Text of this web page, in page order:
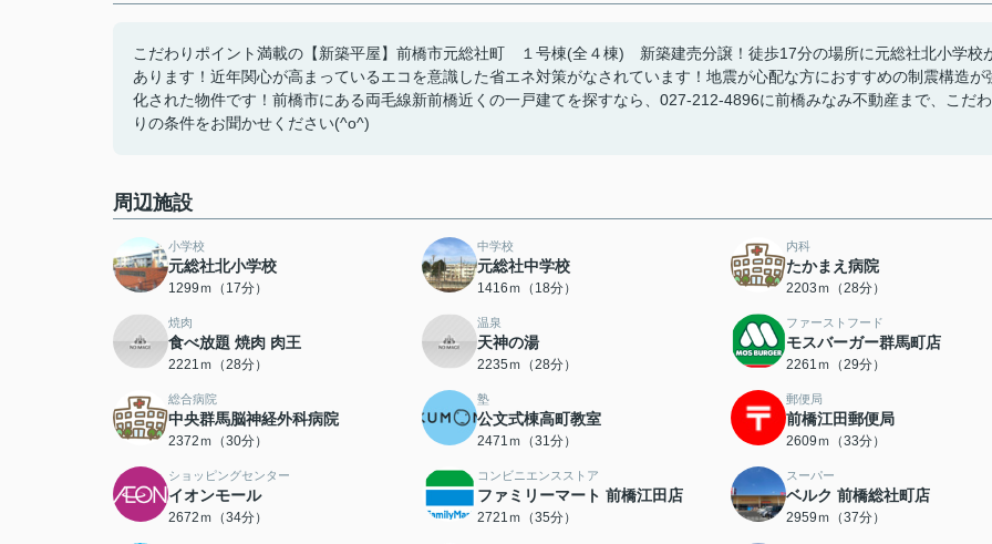
こだわりポイント満載の【新築平屋】前橋市元総社町 １号棟(全４棟) 新築建売分譲！徒歩17分の場所に元総社北小学校
あります！近年関心が高まっているエコを意識した省エネ対策がなされています！地震が心配な方におすすめの制震構造が
化された物件です！前橋市にある両毛線新前橋近くの一戸建てを探すなら、027-212-4896に前橋みなみ不動産まで、こだわ
りの条件をお聞かせください(^o^)
周辺施設
小学校
元総社北小学校
1299ｍ（17分）
中学校
元総社中学校
1416ｍ（18分）
内科
たかまえ病院
2203ｍ（28分）
焼肉
食べ放題 焼肉 肉王
2221ｍ（28分）
温泉
天神の湯
2235ｍ（28分）
ファーストフード
モスバーガー群馬町店
2261ｍ（29分）
総合病院
中央群馬脳神経外科病院
2372ｍ（30分）
塾
公文式棟高町教室
2471ｍ（31分）
郵便局
前橋江田郵便局
2609ｍ（33分）
ショッピングセンター
イオンモール
2672ｍ（34分）
コンビニエンスストア
ファミリーマート 前橋江田店
2721ｍ（35分）
スーパー
ベルク 前橋総社町店
2959ｍ（37分）